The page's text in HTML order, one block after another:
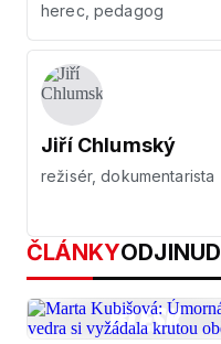
herec, pedagog
Jiří Chlumský
režisér, dokumentarista
ČLÁNKYODJINUD